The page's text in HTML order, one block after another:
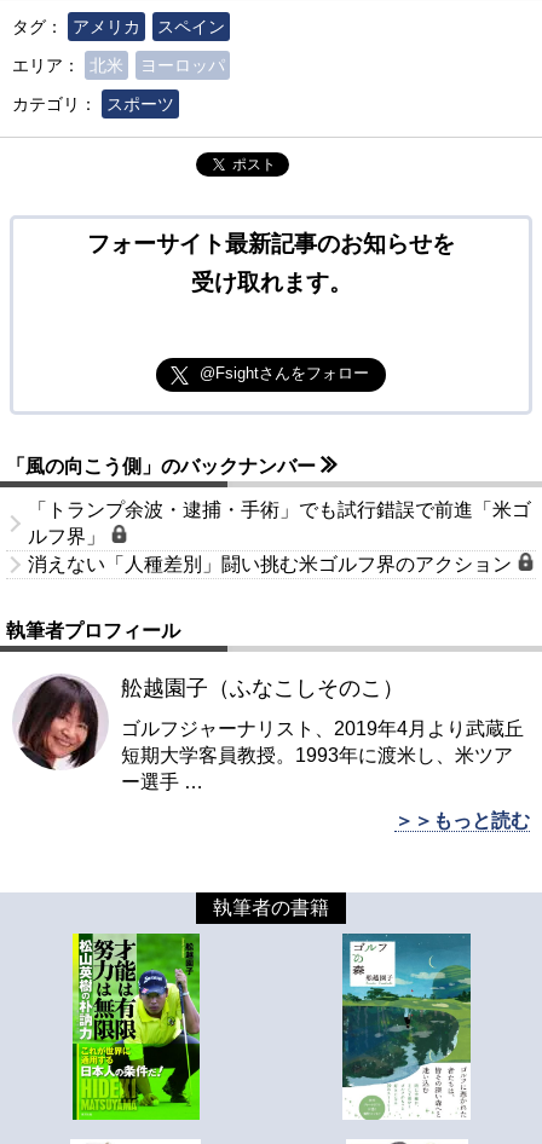
タグ： アメリカ
スペイン
エリア：
北米
ヨーロッパ
カテゴリ：
スポーツ
ポスト
フォーサイト最新記事のお知らせを
受け取れます。
@Fsightさんをフォロー
「風の向こう側」のバックナンバー
「トランプ余波・逮捕・手術」でも試行錯誤で前進「米ゴ
ルフ界」
消えない「人種差別」闘い挑む米ゴルフ界のアクション
執筆者プロフィール
舩越園子（ふなこしそのこ）
ゴルフジャーナリスト、2019年4月より武蔵丘
短期大学客員教授。1993年に渡米し、米ツア
ー選手 …
＞＞もっと読む
執筆者の書籍